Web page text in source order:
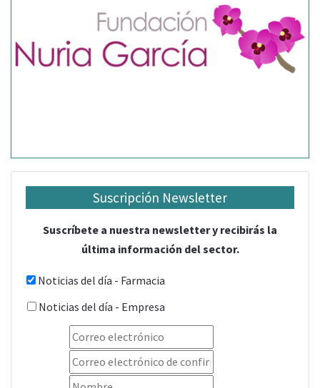
Suscripción Newsletter
Suscríbete a nuestra newsletter y recibirás la
última información del sector.
Noticias del día - Farmacia
Noticias del día - Empresa